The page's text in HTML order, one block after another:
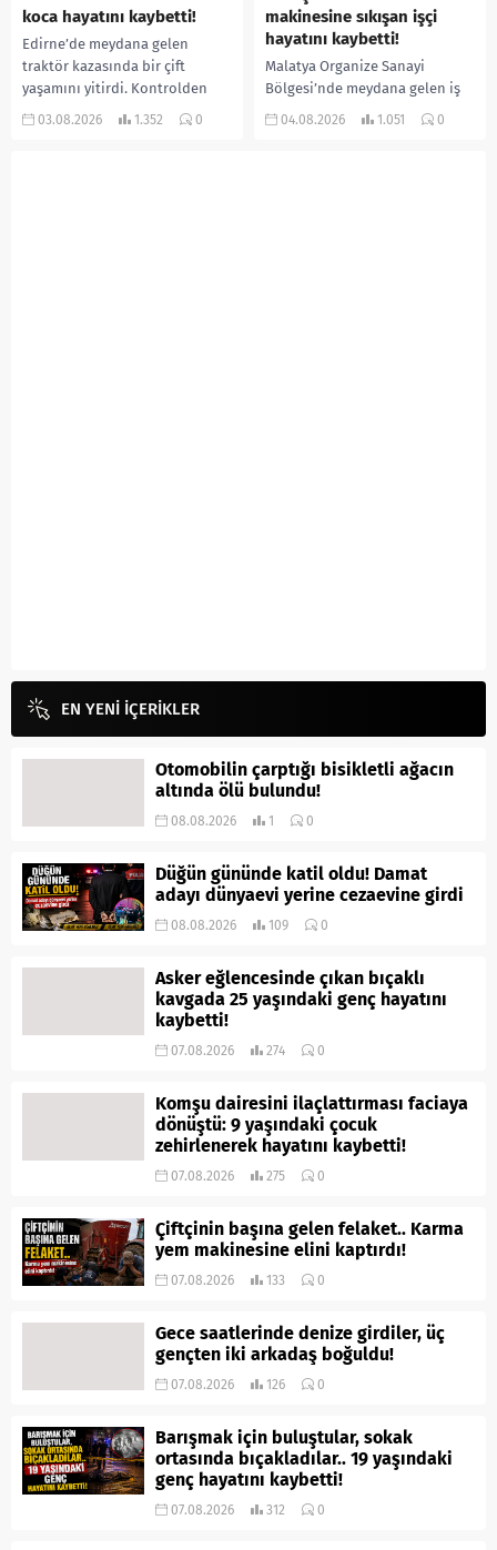
koca hayatını kaybetti!
Edirne’de meydana gelen
traktör kazasında bir çift
yaşamını yitirdi. Kontrolden
çıkarak devrilen traktörün
03.08.2026 1.352 0
makinesine sıkışan işçi
hayatını kaybetti!
Malatya Organize Sanayi
Bölgesi’nde meydana gelen iş
kazasında, pres makinesine
04.08.2026 1.051 0
EN YENİ İÇERİKLER
Otomobilin çarptığı bisikletli ağacın
altında ölü bulundu!
08.08.2026 1 0
Düğün gününde katil oldu! Damat
adayı dünyaevi yerine cezaevine girdi
08.08.2026 109 0
Asker eğlencesinde çıkan bıçaklı
kavgada 25 yaşındaki genç hayatını
kaybetti!
07.08.2026 274 0
Komşu dairesini ilaçlattırması faciaya
dönüştü: 9 yaşındaki çocuk
zehirlenerek hayatını kaybetti!
07.08.2026 275 0
Çiftçinin başına gelen felaket.. Karma
yem makinesine elini kaptırdı!
07.08.2026 133 0
Gece saatlerinde denize girdiler, üç
gençten iki arkadaş boğuldu!
07.08.2026 126 0
Barışmak için buluştular, sokak
ortasında bıçakladılar.. 19 yaşındaki
genç hayatını kaybetti!
07.08.2026 312 0